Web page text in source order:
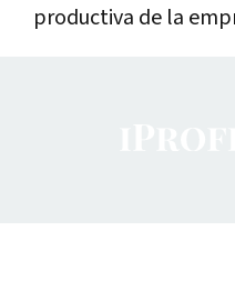
productiva de la